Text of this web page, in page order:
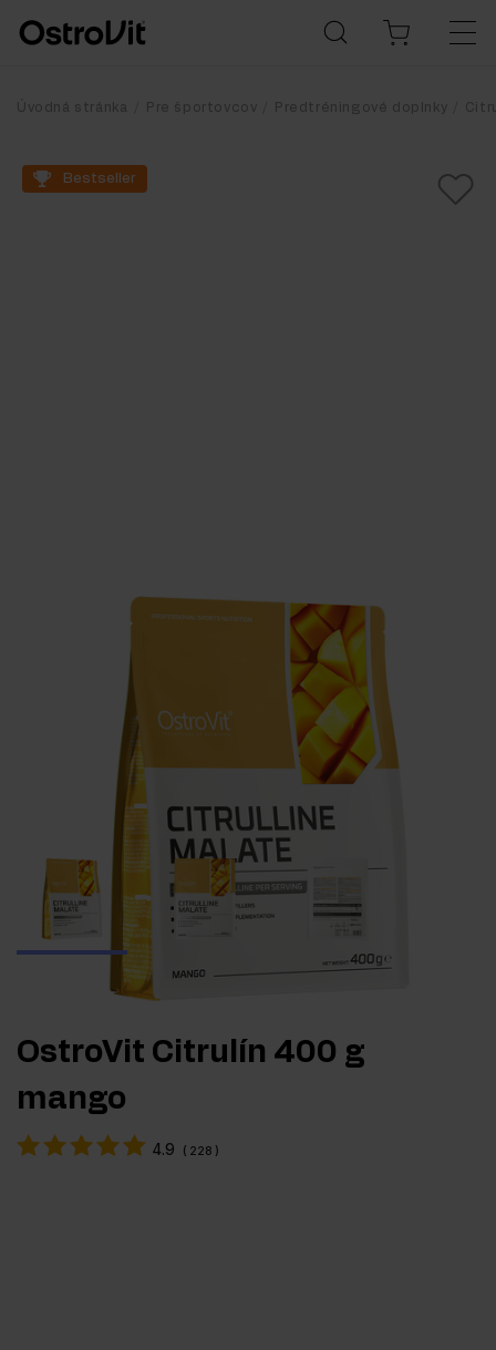
Úvodná stránka Pre športovcov Predtréningové doplnky
Bestseller
OstroVit Citrulín 400 g
mango
4.9 ( 228 )